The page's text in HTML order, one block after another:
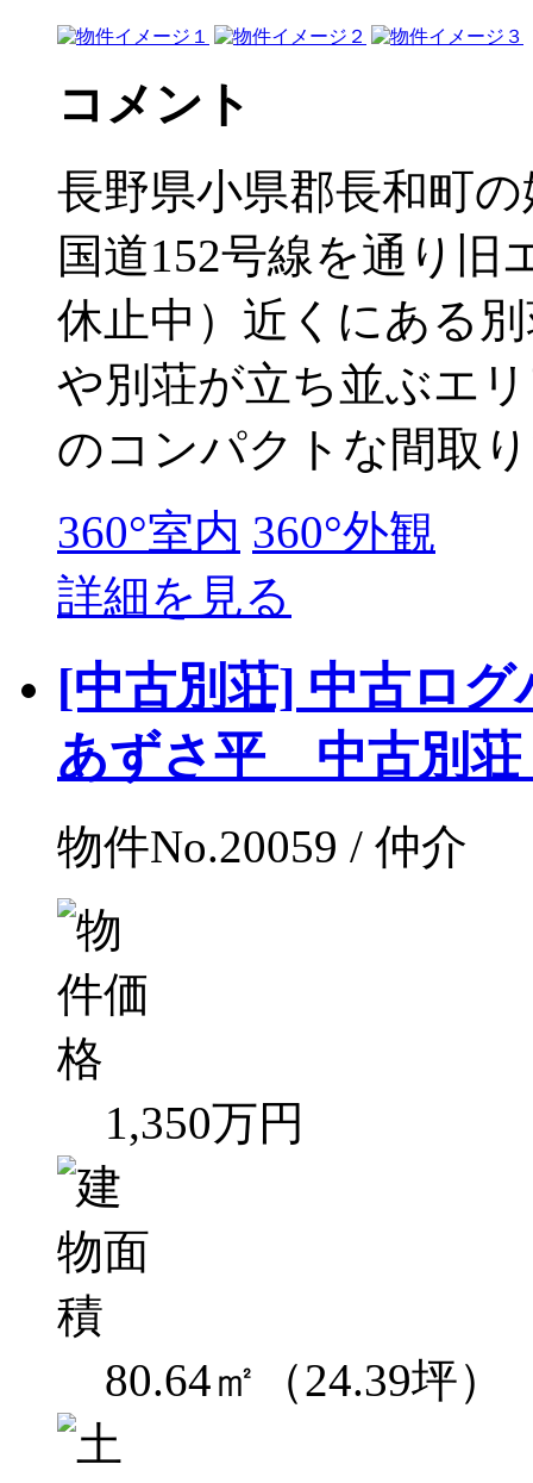
コメント
長野県小県郡長和町
国道152号線を通り旧
休止中）近くにある
や別荘が立ち並ぶエ
のコンパクトな間取
360°室内 360°外観
詳細を見る
[中古別荘] 中古ロ
あずさ平 中古別荘
物件No.20059 / 仲介
1,350万円
80.64㎡（24.39坪）